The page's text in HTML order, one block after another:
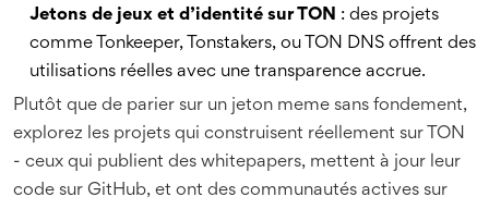
Jetons de jeux et d’identité sur TON : des projets
comme Tonkeeper, Tonstakers, ou TON DNS offrent des
utilisations réelles avec une transparence accrue.
Plutôt que de parier sur un jeton meme sans fondement,
explorez les projets qui construisent réellement sur TON
- ceux qui publient des whitepapers, mettent à jour leur
code sur GitHub, et ont des communautés actives sur